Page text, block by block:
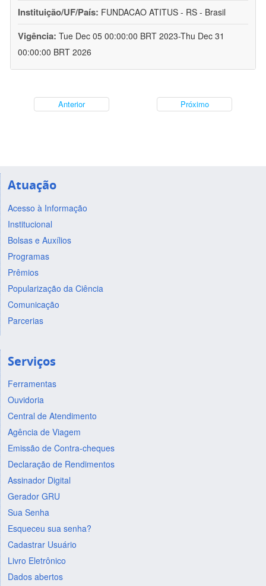
Instituição/UF/País: FUNDACAO ATITUS - RS - Brasil
Vigência: Tue Dec 05 00:00:00 BRT 2023-Thu Dec 31
00:00:00 BRT 2026
Anterior Próximo
Atuação
Acesso à Informação
Institucional
Bolsas e Auxílios
Programas
Prêmios
Popularização da Ciência
Comunicação
Parcerias
Serviços
Ferramentas
Ouvidoria
Central de Atendimento
Agência de Viagem
Emissão de Contra-cheques
Declaração de Rendimentos
Assinador Digital
Gerador GRU
Sua Senha
Esqueceu sua senha?
Cadastrar Usuário
Livro Eletrônico
Dados abertos